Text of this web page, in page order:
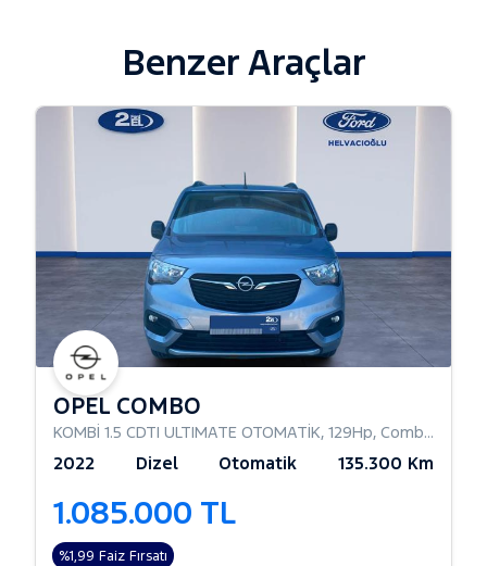
Benzer Araçlar
OPEL COMBO
KOMBİ 1.5 CDTI ULTIMATE OTOMATİK, 129Hp, Combi Camlı
2022 Dizel Otomatik 135.300 Km
1.085.000 TL
%1,99 Faiz Fırsatı